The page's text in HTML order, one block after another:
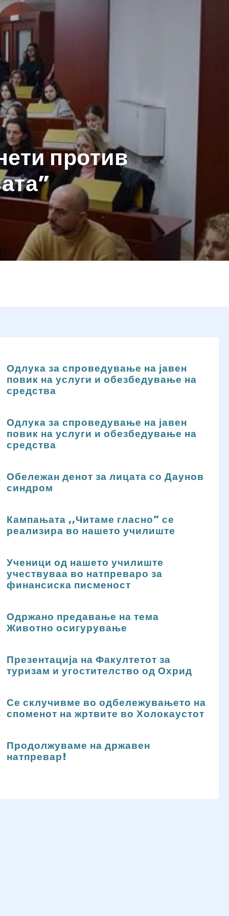
против
Одлука за спроведување на јавен
повик на услуги и обезбедување на
средства
Одлука за спроведување на јавен
повик на услуги и обезбедување на
средства
Обележан денот за лицата со Даунов
синдром
Кампањата ,,Читаме гласно” се
реализира во нашето училиште
Ученици од нашето училиште
учествуваа во натпреваро за
финансиска писменост
Одржано предавање на тема
Животно осигурување
Презентација на Факултетот за
туризам и угостителство од Охрид
Се склучивме во одбележувањето на
споменот на жртвите во Холокаустот
Продолжуваме на државен
натпревар!